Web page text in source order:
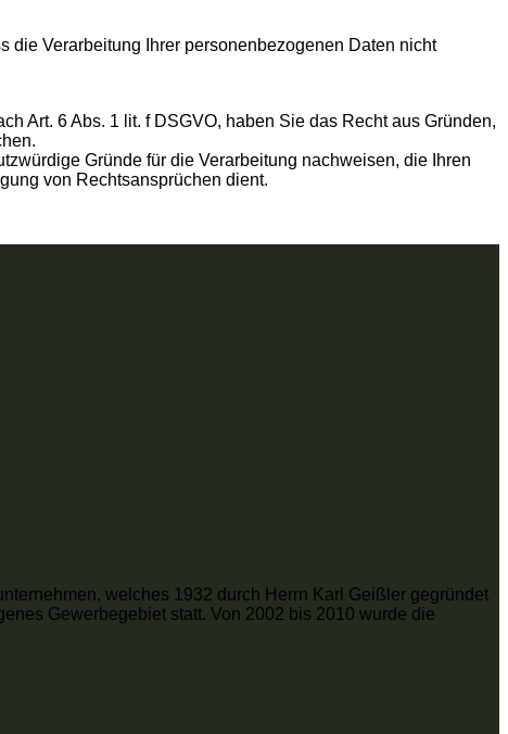
die Verarbeitung Ihrer personenbezogenen Daten nicht
Art. 6 Abs. 1 lit. f DSGVO, haben Sie das Recht aus Gründen,
Gründe für die Verarbeitung nachweisen, die Ihren
von Rechtsansprüchen dient.
welches 1932 durch Herrn Karl Geißler gegründet
Gewerbegebiet statt. Von 2002 bis 2010 wurde die